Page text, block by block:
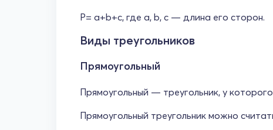
P= a+b+c, где a, b, c — длина его сторон.
Виды треугольников
Прямоугольный
Прямоугольный — треугольник, у
Прямоугольный треугольник можно